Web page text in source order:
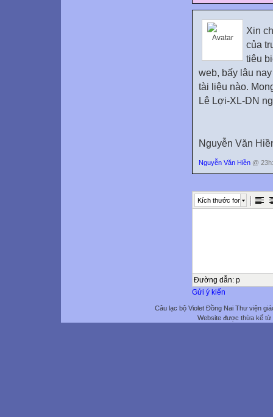
Xin
của
tiêu
web, bấy lâu
tài liệu nào.
Lê Lợi-XL-DN
Nguyễn Văn
Nguyễn Văn Hiền @
Kích thước font
Đường dẫn: p
Gửi ý kiến
Câu lạc bộ Violet Đồng Nai Thư viện
Website được thừa kế từ